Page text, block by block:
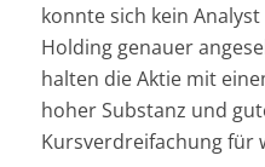
konnte sich kein
Holding genauer
halten die Aktie mit
hoher Substanz und
Kursverdreifachung